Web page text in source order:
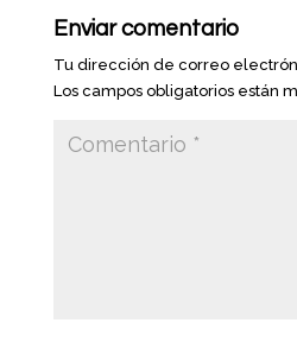
Enviar comentario
Tu dirección de correo
Los campos obligatorios están